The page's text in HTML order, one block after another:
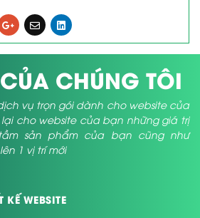
CHÚNG TÔI
vụ trọn gói dành cho website của
cho website của bạn những giá trị
sản phẩm của bạn cũng như
1 vị trí mới
KẾ WEBSITE